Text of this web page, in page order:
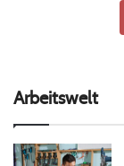
Arbeitswelt